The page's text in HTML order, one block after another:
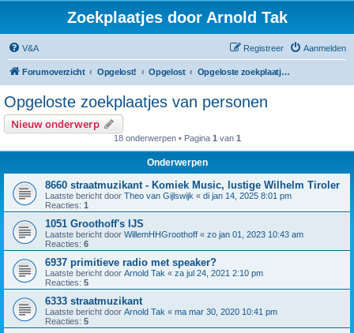
Zoekplaatjes door Arnold Tak
V&A Aanmelden
Registreer
Forumoverzicht Opgelost! Opgelost Opgeloste zoekplaatjes van personen
Opgeloste zoekplaatjes van personen
Nieuw onderwerp
18 onderwerpen • Pagina 1 van 1
Onderwerpen
8660 straatmuzikant - Komiek Music, lustige Wilhelm Tiroler
Laatste bericht door Theo van Gijlswijk « di jan 14, 2025 8:01 pm
Reacties: 1
1051 Groothoff's IJS
Laatste bericht door WillemHHGroothoff « zo jan 01, 2023 10:43 am
Reacties: 6
6937 primitieve radio met speaker?
Laatste bericht door Arnold Tak « za jul 24, 2021 2:10 pm
Reacties: 5
6333 straatmuzikant
Laatste bericht door Arnold Tak « ma mar 30, 2020 10:41 pm
Reacties: 5